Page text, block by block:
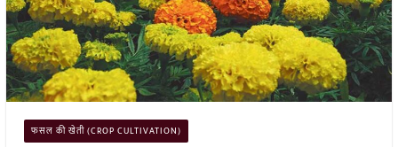
फसल की खेती (CROP CULTIVATION)